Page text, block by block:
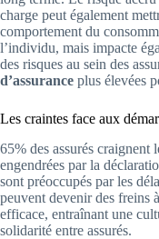
charge peut également
comportement du
l’individu, mais impacte
des risques au sein des
d’assurance plus élevées
Les craintes face aux
65% des assurés craignent
engendrées par la
sont préoccupés par les
peuvent devenir des freins
efficace, entraînant une
solidarité entre assurés.